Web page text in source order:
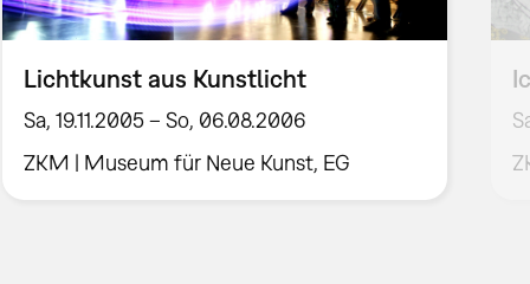
Lichtkunst aus Kunstlicht
Sa, 19.11.2005 – So, 06.08.2006
ZKM | Museum für Neue Kunst, EG